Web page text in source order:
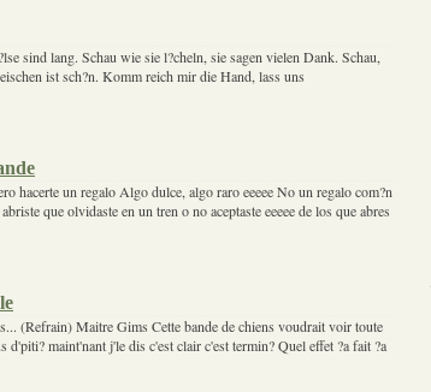
sind lang. Schau wie sie l?cheln, sie sagen vielen Dank. Schau,
ist sch?n. Komm reich mir die Hand, lass uns
hacerte un regalo Algo dulce, algo raro eeeee No un regalo com?n
que olvidaste en un tren o no aceptaste eeeee de los que abres
(Refrain) Maitre Gims Cette bande de chiens voudrait voir toute
d'piti? maint'nant j'le dis c'est clair c'est termin? Quel effet ?a fait ?a